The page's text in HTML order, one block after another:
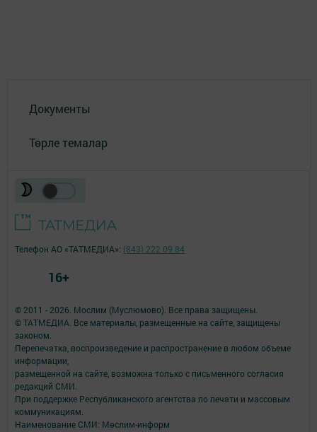
Документы
Төрле темалар
© 2011 - 2026. Мослим (Муслюмово). Все права защищены.
© ТАТМЕДИА. Все материалы, размещенные на сайте, защищены
законом.
Перепечатка, воспроизведение и распространение в любом объеме
информации,
размещенной на сайте, возможна только с письменного согласия
редакций СМИ.
При поддержке Республиканского агентства по печати и массовым
коммуникациям.
Наименование СМИ: Мөслим-информ
Телефон АО «ТАТМЕДИА»: (843) 222 09 84
16+